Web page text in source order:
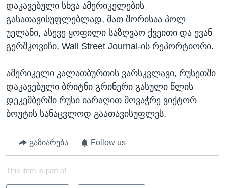
დაკავებული სხვა ამერიკელების
გასათავისუფლებლად, მათ შორისაა პოლ
უელანი, ასევე ყოფილი საზღვაო ქვეითი და ევან
გერშკოვიჩი, Wall Street Journal-ის რეპორტიორი.
ამერიკელი კალათბურთის ვარსკვლავი, რუსეთში
დაკავებული ბრიტნი გრინერი გასული წლის
დეკემბერში რუსი იარაღით მოვაჭრე ვიქტორ
ბოუტის სანაცვლოდ გაათავისუფლეს.
გაზიარება Follow us
This item is part of